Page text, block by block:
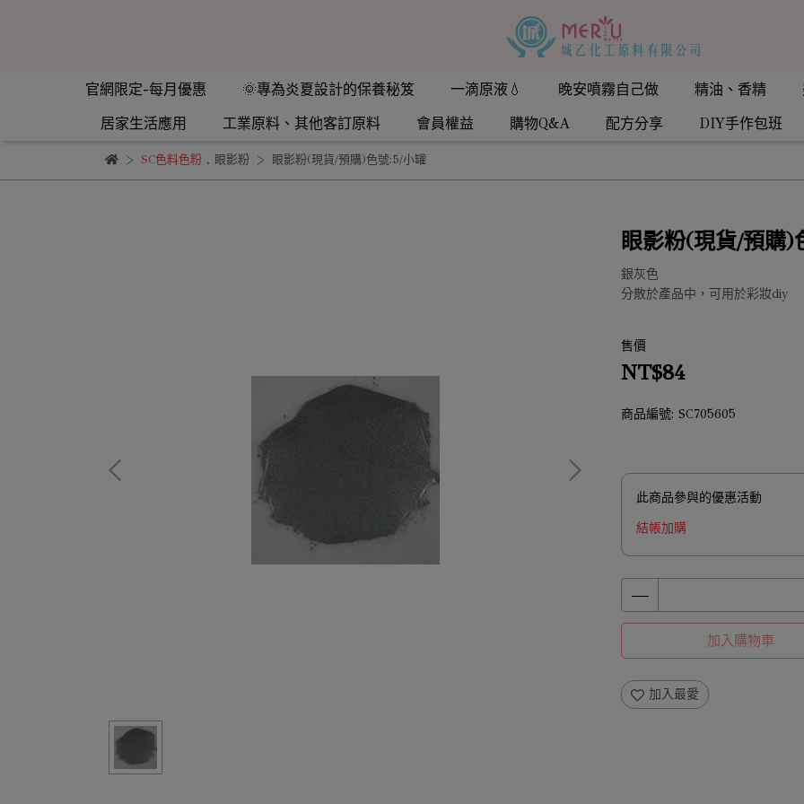
官網限定-每月優惠 🌞專為炎夏設計的保養秘笈 一滴原液💧 晚安噴霧自己做 精油、香精
居家生活應用
工業原料、其他客訂原料 會員權益 購物Q&A 配方分享 DIY手作包班
SC色料色粉, 眼影粉 眼影粉(現貨/預購)色號:5/小罐
眼影粉(現貨/預購)
銀灰色
分散於產品中，可用於彩妝diy
售價
NT$84
商品編號: SC705605
此商品參與的優惠活動
結帳加購
加入購物車
加入最愛